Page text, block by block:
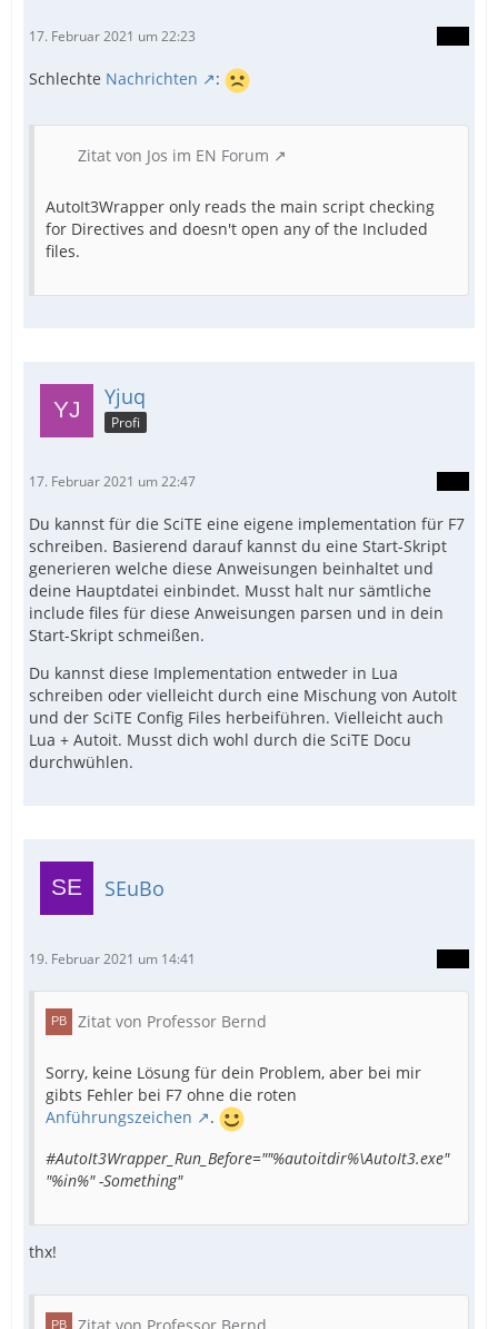
17. Februar 2021 um 22:23
Schlechte Nachrichten :
Zitat von Jos im EN Forum
AutoIt3Wrapper only reads the main script checking
for Directives and doesn't open any of the Included
files.
Yjuq
Profi
17. Februar 2021 um 22:47
Du kannst für die SciTE eine eigene implementation für F7
schreiben. Basierend darauf kannst du eine Start-Skript
generieren welche diese Anweisungen beinhaltet und
deine Hauptdatei einbindet. Musst halt nur sämtliche
include files für diese Anweisungen parsen und in dein
Start-Skript schmeißen.
Du kannst diese Implementation entweder in Lua
schreiben oder vielleicht durch eine Mischung von AutoIt
und der SciTE Config Files herbeiführen. Vielleicht auch
Lua + Autoit. Musst dich wohl durch die SciTE Docu
durchwühlen.
SEuBo
19. Februar 2021 um 14:41
Zitat von Professor Bernd
Sorry, keine Lösung für dein Problem, aber bei mir
gibts Fehler bei F7 ohne die roten
Anführungszeichen
.
#AutoIt3Wrapper_Run_Before=""%autoitdir%\AutoIt3.exe"
"%in%" -Something"
thx!